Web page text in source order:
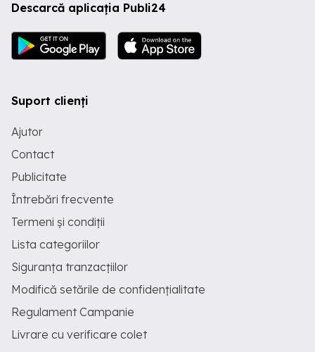
Descarcă aplicația Publi24
Suport clienți
Ajutor
Contact
Publicitate
Întrebări frecvente
Termeni și condiții
Lista categoriilor
Siguranța tranzacțiilor
Modifică setările de confidențialitate
Regulament Campanie
Livrare cu verificare colet